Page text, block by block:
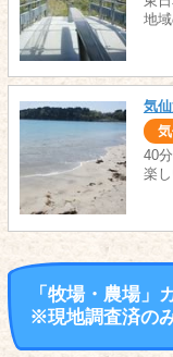
地
気
40
楽
「牧場・農場
※現地調査済の